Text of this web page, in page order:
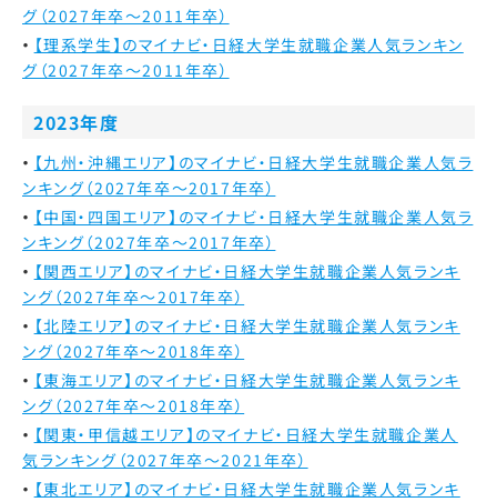
グ（2027年卒～2011年卒）
【理系学生】のマイナビ・日経大学生就職企業人気ランキン
グ（2027年卒～2011年卒）
2023年度
【九州・沖縄エリア】のマイナビ・日経大学生就職企業人気ラ
ンキング（2027年卒～2017年卒）
【中国・四国エリア】のマイナビ・日経大学生就職企業人気ラ
ンキング（2027年卒～2017年卒）
【関西エリア】のマイナビ・日経大学生就職企業人気ランキ
ング（2027年卒～2017年卒）
【北陸エリア】のマイナビ・日経大学生就職企業人気ランキ
ング（2027年卒～2018年卒）
【東海エリア】のマイナビ・日経大学生就職企業人気ランキ
ング（2027年卒～2018年卒）
【関東・甲信越エリア】のマイナビ・日経大学生就職企業人
気ランキング（2027年卒～2021年卒）
【東北エリア】のマイナビ・日経大学生就職企業人気ランキ